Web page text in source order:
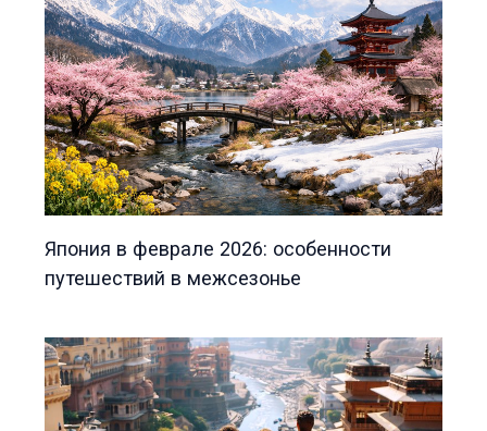
Япония в феврале 2026: особенности
путешествий в межсезонье